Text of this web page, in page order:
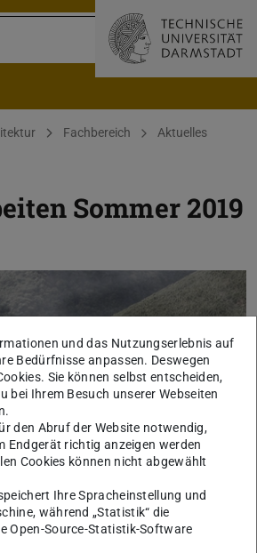
Fachbereich Aktuelles
Sommer 2019
und das Nutzungserlebnis auf
Bedürfnisse anpassen. Deswegen
Sie können selbst entscheiden,
bei Ihrem Besuch unserer Webseiten
den Abruf der Website notwendig,
Endgerät richtig anzeigen werden
Cookies können nicht abgewählt
Ihre Spracheinstellung und
während „Statistik“ die
Open-Source-Statistik-Software